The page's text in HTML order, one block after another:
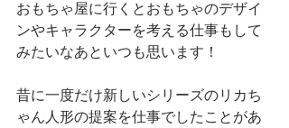
おもちゃ屋に行くとおもちゃのデザイ
ンやキャラクターを考える仕事もして
みたいなあといつも思います！
昔に一度だけ新しいシリーズのリカち
ゃん人形の提案を仕事でしたことがあ